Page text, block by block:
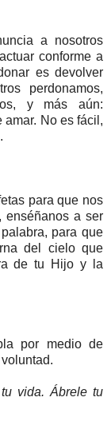
a nosotros
conforme a
es devolver
perdonamos,
y más aún:
No es fácil,
para que nos
enséñanos a ser
para que
del cielo que
de tu Hijo y la
por medio de
vida. Ábrele tu